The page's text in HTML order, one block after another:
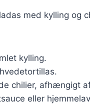
med kylling og
kylling.
chilier, afhængigt
eller